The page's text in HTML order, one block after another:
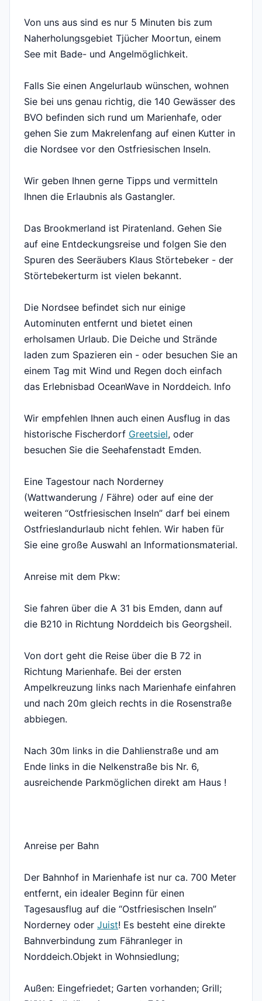
Von uns aus sind es nur 5 Minuten bis zum
Naherholungsgebiet Tjücher Moortun, einem
See mit Bade- und Angelmöglichkeit.
Falls Sie einen Angelurlaub wünschen, wohnen
Sie bei uns genau richtig, die 140 Gewässer des
BVO befinden sich rund um Marienhafe, oder
gehen Sie zum Makrelenfang auf einen Kutter in
die Nordsee vor den Ostfriesischen Inseln.
Wir geben Ihnen gerne Tipps und vermitteln
Ihnen die Erlaubnis als Gastangler.
Das Brookmerland ist Piratenland. Gehen Sie
auf eine Entdeckungsreise und folgen Sie den
Spuren des Seeräubers Klaus Störtebeker - der
Störtebekerturm ist vielen bekannt.
Die Nordsee befindet sich nur einige
Autominuten entfernt und bietet einen
erholsamen Urlaub. Die Deiche und Strände
laden zum Spazieren ein - oder besuchen Sie an
einem Tag mit Wind und Regen doch einfach
das Erlebnisbad OceanWave in Norddeich. Info
Wir empfehlen Ihnen auch einen Ausflug in das
historische Fischerdorf Greetsiel, oder
besuchen Sie die Seehafenstadt Emden.
Eine Tagestour nach Norderney
(Wattwanderung / Fähre) oder auf eine der
weiteren “Ostfriesischen Inseln” darf bei einem
Ostfrieslandurlaub nicht fehlen. Wir haben für
Sie eine große Auswahl an Informationsmaterial.
Anreise mit dem Pkw:
Sie fahren über die A 31 bis Emden, dann auf
die B210 in Richtung Norddeich bis Georgsheil.
Von dort geht die Reise über die B 72 in
Richtung Marienhafe. Bei der ersten
Ampelkreuzung links nach Marienhafe einfahren
und nach 20m gleich rechts in die Rosenstraße
abbiegen.
Nach 30m links in die Dahlienstraße und am
Ende links in die Nelkenstraße bis Nr. 6,
ausreichende Parkmöglichen direkt am Haus !
Anreise per Bahn
Der Bahnhof in Marienhafe ist nur ca. 700 Meter
entfernt, ein idealer Beginn für einen
Tagesausflug auf die “Ostfriesischen Inseln”
Norderney oder Juist! Es besteht eine direkte
Bahnverbindung zum Fähranleger in
Norddeich.Objekt in Wohnsiedlung;
Außen: Eingefriedet; Garten vorhanden; Grill;